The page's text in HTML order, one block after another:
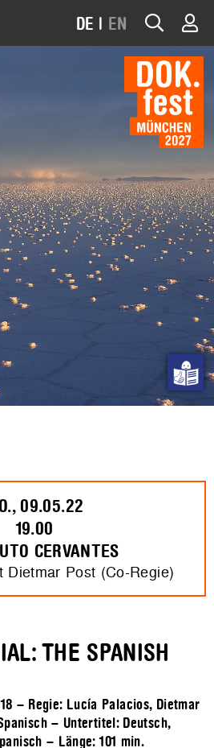
DE | EN
09.05.22
19.00
CERVANTES
Dietmar Post (Co-Regie)
THE SPANISH
– Regie: Lucía Palacios, Dietmar
– Untertitel: Deutsch,
– Länge:101 min.